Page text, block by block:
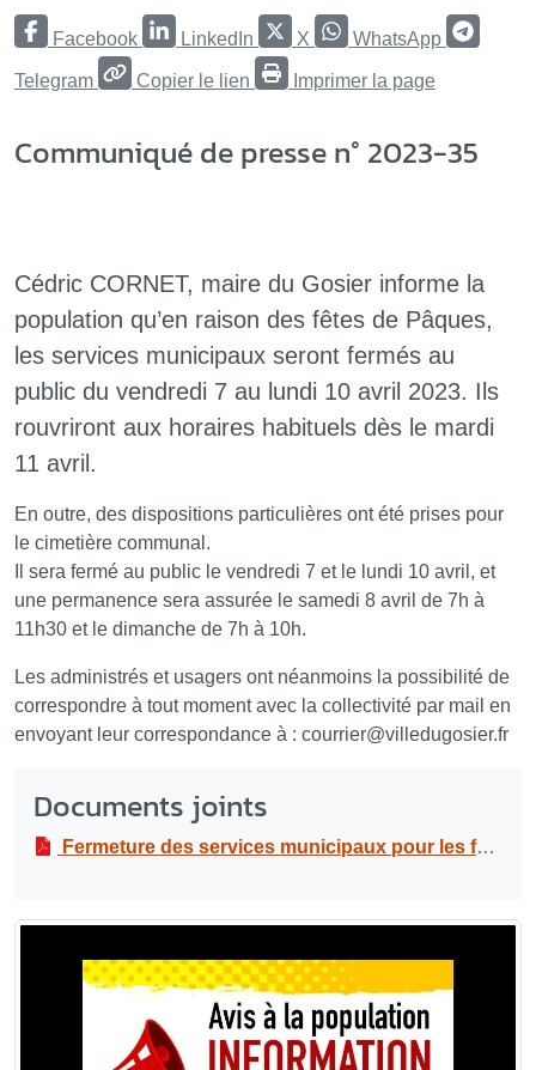
Facebook LinkedIn X WhatsApp
Telegram Copier le lien Imprimer la page
Communiqué de presse n° 2023-35
Cédric CORNET, maire du Gosier informe la
population qu’en raison des fêtes de Pâques,
les services municipaux seront fermés au
public du vendredi 7 au lundi 10 avril 2023. Ils
rouvriront aux horaires habituels dès le mardi
11 avril.
En outre, des dispositions particulières ont été prises pour
le cimetière communal.
Il sera fermé au public le vendredi 7 et le lundi 10 avril, et
une permanence sera assurée le samedi 8 avril de 7h à
11h30 et le dimanche de 7h à 10h.
Les administrés et usagers ont néanmoins la possibilité de
correspondre à tout moment avec la collectivité par mail en
envoyant leur correspondance à : courrier@villedugosier.fr
Documents joints
Fermeture des services municipaux pour les fêtes de Pâques et dispositions particulières pour le cimetière